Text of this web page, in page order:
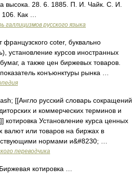
высока. 28. 6. 1885. П. И. Чайк. С. И.
Как …
галлицизмов русского языка
coter, буквально
установление курсов иностранных
а также цен биржевых товаров.
конъюнктуры рынка …
[[Англо русский словарь сокращений
и коммерческих терминов и
Установление курса ценных
валют или товаров на биржах в
нормами и&#8230; …
переводчика
котировка …